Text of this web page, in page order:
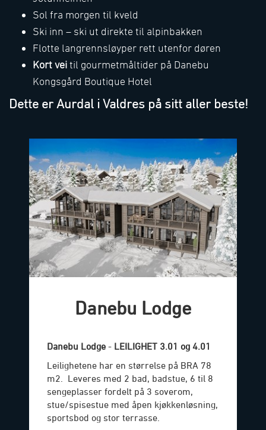
Sol fra morgen til kveld
Ski inn – ski ut direkte til alpinbakken
Flotte langrennsløyper rett utenfor døren
Kort vei til gourmetmåltider på Danebu
Kongsgård Boutique Hotel
Dette er Aurdal i Valdres på sitt aller beste!
Danebu Lodge
Danebu Lodge - LEILIGHET 3.01 og 4.01
Leilighetene har en størrelse på BRA 78
m2. Leveres med 2 bad, badstue, 6 til 8
sengeplasser fordelt på 3 soverom,
stue/spisestue med åpen kjøkkenløsning,
sportsbod og stor terrasse.